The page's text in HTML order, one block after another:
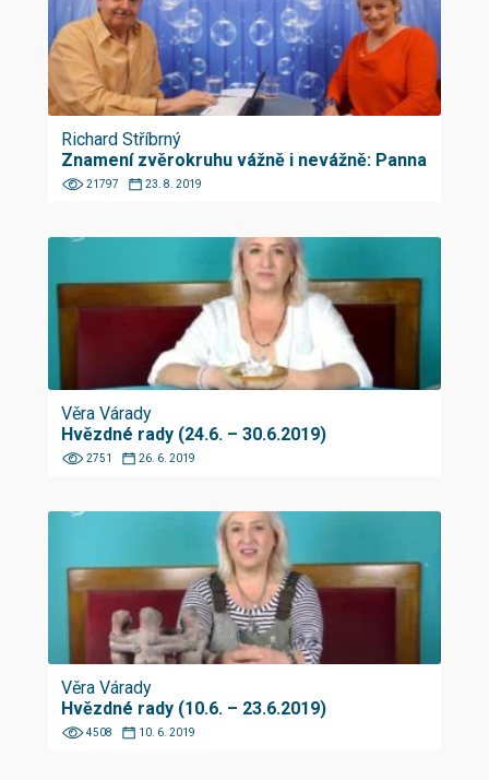
Richard Stříbrný
Znamení zvěrokruhu vážně i nevážně: Panna
21797 23. 8. 2019
Věra Várady
Hvězdné rady (24.6. – 30.6.2019)
2751 26. 6. 2019
Věra Várady
Hvězdné rady (10.6. – 23.6.2019)
4508 10. 6. 2019